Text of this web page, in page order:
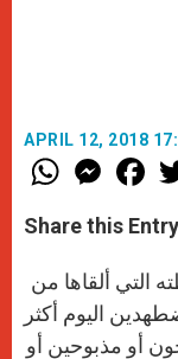
APRIL 12, 2018
W
h
t
s
p
p
M
e
s
e
g
e
r
F
a
e
b
o
k
Share this Entry
التي ألقاها من
اليوم أكثر
أو مذبوحين أو